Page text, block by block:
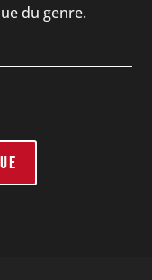
du genre.